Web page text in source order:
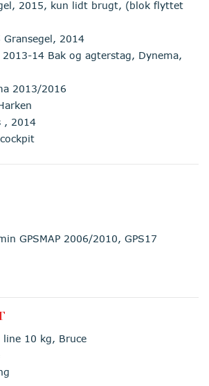
2015, kun lidt brugt, (blok flyttet
2014
14 Bak og agterstag, Dynema,
2013/2016
, 2014
GPSMAP 2006/2010, GPS17
10 kg, Bruce